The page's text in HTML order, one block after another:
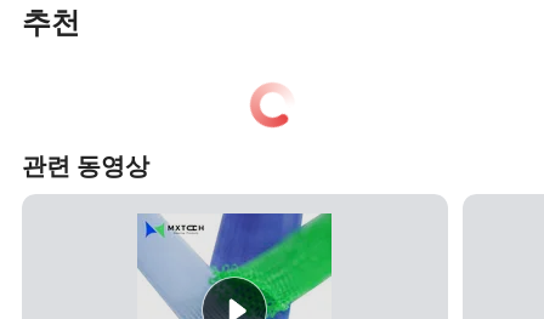
Q1. 어떤 포장 조건을 사용하십니까?
장합니다. 법적으로 등록된 특허가 있는 경우
승인 편지를 받은 후 브랜드 박스에 상품을 포장할 수 있습
니다.
Q2. 지불 조건은 무엇입니까?
A: T/T 30 %는 보증금으로, 70 %는 배달 전에. 제품 및 패키
지 사진을 보여 드리겠습니다
추천
관련 동영상